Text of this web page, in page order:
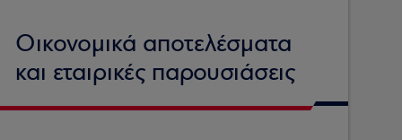
Οικονομικά αποτελέσματα
και εταιρικές παρουσιάσεις